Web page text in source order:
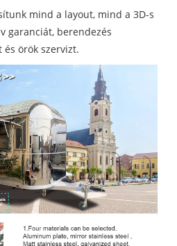
mind a layout, mind a 3D-s
garanciát, berendezés
örök szervizt.